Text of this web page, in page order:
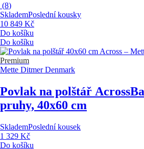
(8)
SklademPoslední kousky
10 849 Kč
Do košíku
Do košíku
Premium
Mette Ditmer Denmark
Povlak na polštář Across
pruhy, 40x60 cm
SklademPoslední kousek
1 329 Kč
Do košíku